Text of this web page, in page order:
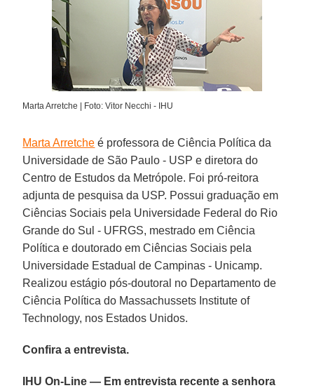
Marta Arretche | Foto: Vitor Necchi - IHU
Marta Arretche é professora de Ciência Política da
Universidade de São Paulo - USP e diretora do
Centro de Estudos da Metrópole. Foi pró-reitora
adjunta de pesquisa da USP. Possui graduação em
Ciências Sociais pela Universidade Federal do Rio
Grande do Sul - UFRGS, mestrado em Ciência
Política e doutorado em Ciências Sociais pela
Universidade Estadual de Campinas - Unicamp.
Realizou estágio pós-doutoral no Departamento de
Ciência Política do Massachussets Institute of
Technology, nos Estados Unidos.
Confira a entrevista.
IHU On-Line — Em entrevista recente a senhora